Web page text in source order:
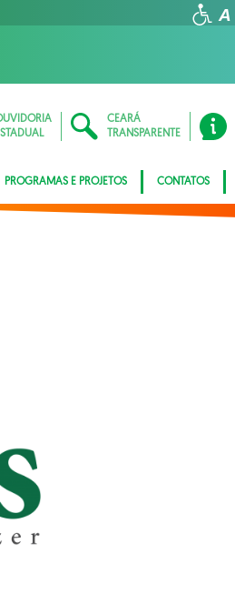
CEARÁ
TRANSPARENTE
PROGRAMAS E PROJETOS CONTATOS